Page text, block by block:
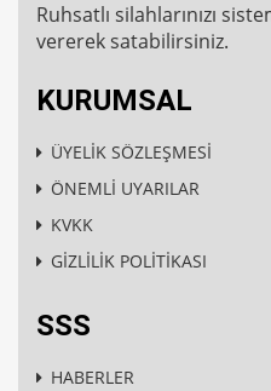
Ruhsatlı silahlarınızı
vererek satabilirsiniz.
KURUMSAL
ÜYELİK SÖZLEŞMESİ
ÖNEMLİ UYARILAR
KVKK
GİZLİLİK POLİTİKASI
SSS
HABERLER